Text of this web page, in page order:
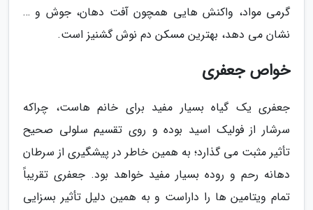
گرمی مواد، واکنش هایی همچون آفت دهان، جوش و …
نشان می دهد، بهترین مسکن دم نوش گشنیز است.
خواص جعفری
جعفری یک گیاه بسیار مفید برای خانم هاست، چراکه
سرشار از فولیک اسید بوده و روی تقسیم سلولی صحیح
تأثیر مثبت می گذارد؛ به همین خاطر در پیشگیری از سرطان
دهانه رحم و روده بسیار مفید خواهد بود. جعفری تقریباً
تمام ویتامین ها را داراست و به همین دلیل تأثیر بسزایی